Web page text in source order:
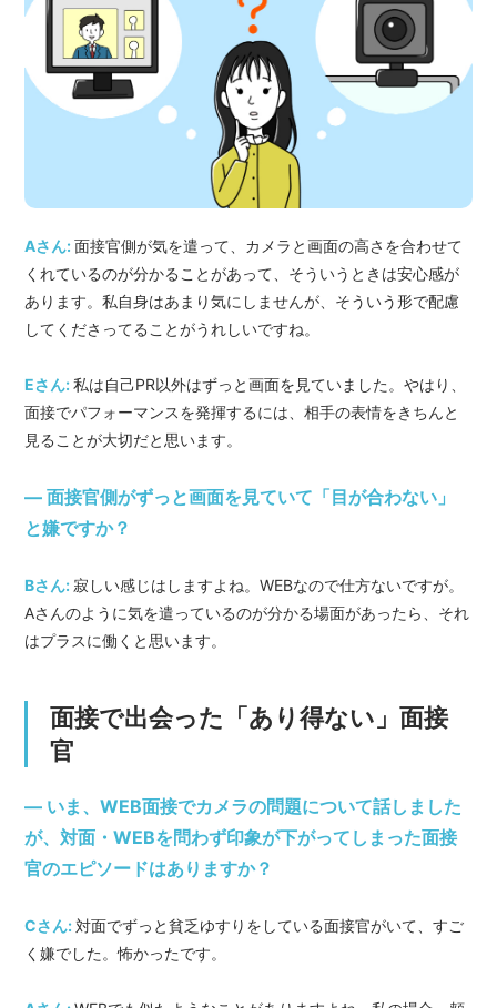
Aさん:面接官側が気を遣って、カメラと画面の高さを合わせて
くれているのが分かることがあって、そういうときは安心感が
あります。私自身はあまり気にしませんが、そういう形で配慮
してくださってることがうれしいですね。
Eさん:私は自己PR以外はずっと画面を見ていました。やはり、
面接でパフォーマンスを発揮するには、相手の表情をきちんと
見ることが大切だと思います。
― 面接官側がずっと画面を見ていて「目が合わない」
と嫌ですか？
Bさん: 寂しい感じはしますよね。WEBなので仕方ないですが。
Aさんのように気を遣っているのが分かる場面があったら、それ
はプラスに働くと思います。
面接で出会った「あり得ない」面接
官
― いま、WEB面接でカメラの問題について話しました
が、対面・WEBを問わず印象が下がってしまった面接
官のエピソードはありますか？
Cさん:対面でずっと貧乏ゆすりをしている面接官がいて、すご
く嫌でした。怖かったです。